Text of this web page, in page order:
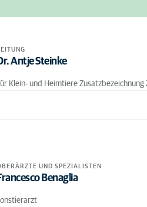
LEITUNG
Antje Steinke
Klein- und Heimtiere Zusatzbezeichnung
UND SPEZIALISTEN
Benaglia